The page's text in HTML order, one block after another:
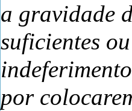
a gravidade
suficientes
por